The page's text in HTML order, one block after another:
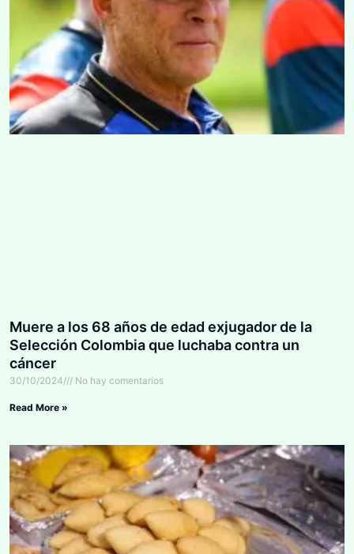
Muere a los 68 años de edad exjugador de la
Selección Colombia que luchaba contra un
cáncer
30/10/2024 No hay comentarios
Read More »